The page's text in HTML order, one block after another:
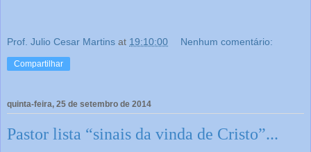
Prof. Julio Cesar Martins at 19:10:00 Nenhum comentário:
Compartilhar
quinta-feira, 25 de setembro de 2014
Pastor lista “sinais da vinda de Cristo”...